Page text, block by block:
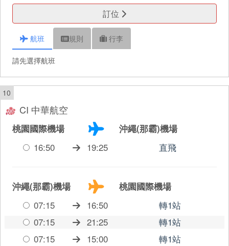
訂位
航班 規則 行李
請先選擇航班
10
CI 中華航空
桃園國際機場
沖繩(那霸)機場
16:50
19:25 直飛
沖繩(那霸)機場
桃園國際機場
07:15
16:50
轉1站
07:15
21:25
轉1站
07:15
15:00 轉1站